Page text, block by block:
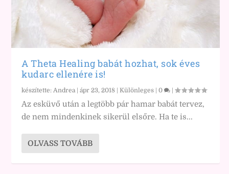
A Theta Healing babát hozhat, sok éves
kudarc ellenére is!
készítette:Andrea |ápr 23, 2018 |Különleges |0 |
Az esküvő után a legtöbb pár hamar babát tervez,
de nem mindenkinek sikerül elsőre. Ha te is...
OLVASS TOVÁBB